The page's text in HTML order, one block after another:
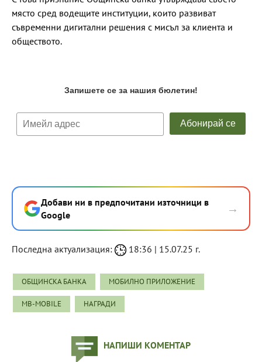
място сред водещите институции, които развиват
съвременни дигитални решения с мисъл за клиента и
обществото.
Добави ни в предпочитани източници в
Google
→
Последна актуализация: 18:36 | 15.07.25 г.
ОБЩИНСКА БАНКА МОБИЛНО ПРИЛОЖЕНИЕ
MB-MOBILE НАГРАДИ
НАПИШИ КОМЕНТАР